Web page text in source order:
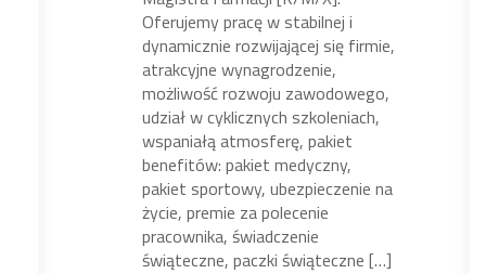
Oferujemy pracę w stabilnej i
dynamicznie rozwijającej się firmie,
atrakcyjne wynagrodzenie,
możliwość rozwoju zawodowego,
udział w cyklicznych szkoleniach,
wspaniałą atmosferę, pakiet
benefitów: pakiet medyczny,
pakiet sportowy, ubezpieczenie na
życie, premie za polecenie
pracownika, świadczenie
świąteczne, paczki świąteczne […]